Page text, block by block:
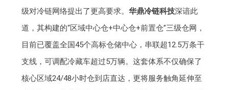
级对冷链网络提出了更高要求。华鼎冷链科技深谙此
道，其构建的“区域中心仓+中心仓+前置仓”三级仓网，
目前已覆盖全国45个高标仓储中心，串联超12.5万条干
支线，可调配冷藏车超过5万辆。这套体系不仅确保了
核心区域24/48小时仓到店直达，更将服务触角延伸至